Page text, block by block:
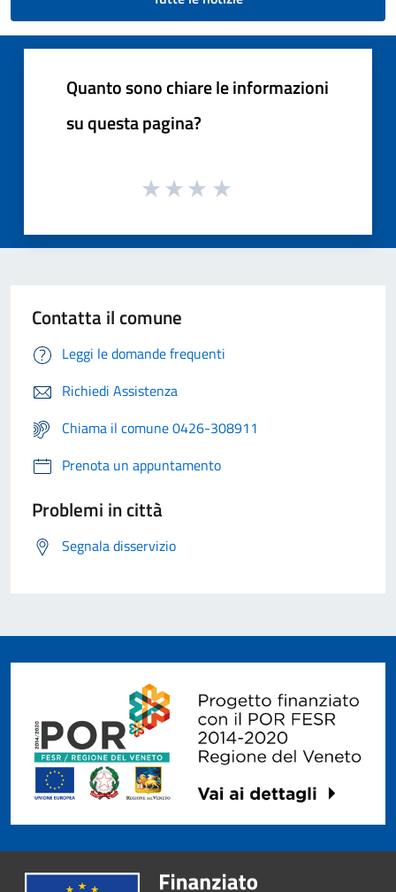
Quanto sono chiare le informazioni
su questa pagina?
Contatta il comune
Leggi le domande frequenti
Richiedi Assistenza
Chiama il comune 0426-308911
Prenota un appuntamento
Problemi in città
Segnala disservizio